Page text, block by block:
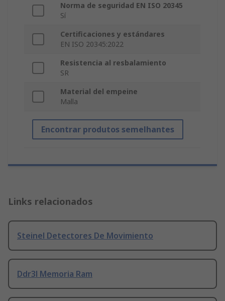
Norma de seguridad EN ISO 20345
Sí
Certificaciones y estándares
EN ISO 20345:2022
Resistencia al resbalamiento
SR
Material del empeine
Malla
Encontrar produtos semelhantes
Links relacionados
Steinel Detectores De Movimiento
Ddr3l Memoria Ram